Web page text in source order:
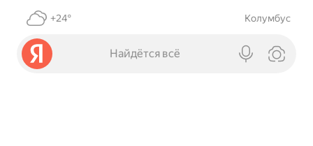
+24° Колумбус
Найдётся всё